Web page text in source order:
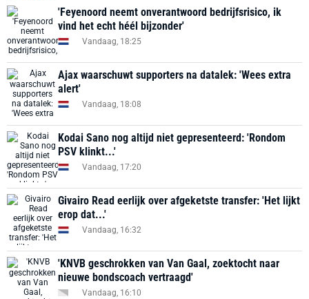
'Feyenoord neemt onverantwoord bedrijfsrisico, ik
vind het echt héél bijzonder'
Vandaag, 18:25
Ajax waarschuwt supporters na datalek: 'Wees extra
alert'
Vandaag, 18:08
Kodai Sano nog altijd niet gepresenteerd: 'Rondom
PSV klinkt...'
Vandaag, 17:20
Givairo Read eerlijk over afgeketste transfer: 'Het lijkt
erop dat...'
Vandaag, 16:32
'KNVB geschrokken van Van Gaal, zoektocht naar
nieuwe bondscoach vertraagd'
Vandaag, 16:10